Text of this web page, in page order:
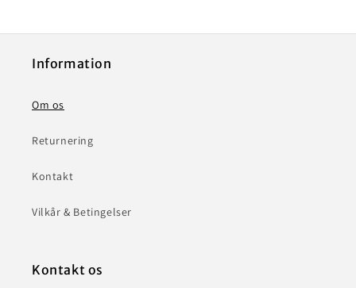
Information
Om os
Returnering
Kontakt
Vilkår & Betingelser
Kontakt os